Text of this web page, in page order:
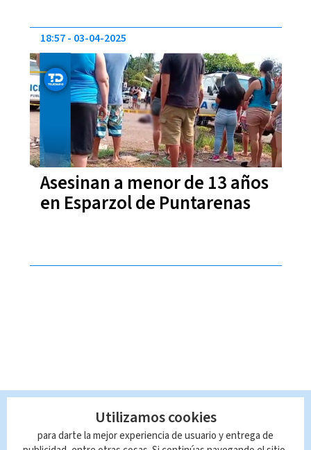
Asesinan a menor de 13 años
en Esparzol de Puntarenas
18:57 03-04-2025
Utilizamos cookies
para darte la mejor experiencia de usuario y entrega de